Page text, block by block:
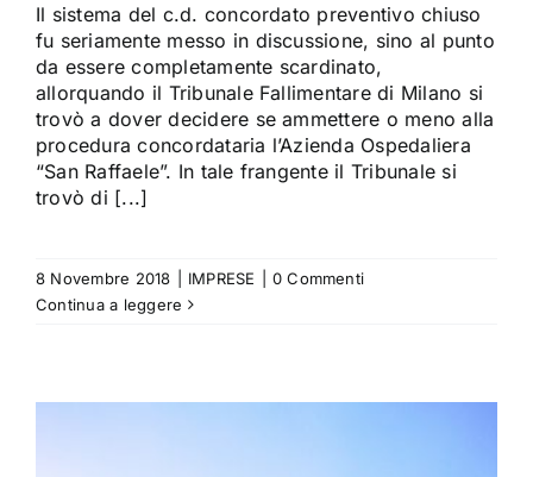
Il sistema del c.d. concordato preventivo chiuso
fu seriamente messo in discussione, sino al punto
da essere completamente scardinato,
allorquando il Tribunale Fallimentare di Milano si
trovò a dover decidere se ammettere o meno alla
procedura concordataria l’Azienda Ospedaliera
“San Raffaele”. In tale frangente il Tribunale si
trovò di [...]
8 Novembre 2018 IMPRESE
0 Commenti
Continua a leggere